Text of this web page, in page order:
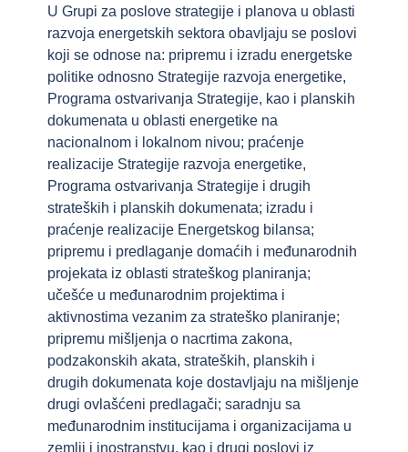
U Grupi za poslove strategije i planova u oblasti
razvoja energetskih sektora obavlјaju se poslovi
koji se odnose na: pripremu i izradu energetske
politike odnosno Strategije razvoja energetike,
Programa ostvarivanja Strategije, kao i planskih
dokumenata u oblasti energetike na
nacionalnom i lokalnom nivou; praćenje
realizacije Strategije razvoja energetike,
Programa ostvarivanja Strategije i drugih
strateških i planskih dokumenata; izradu i
praćenje realizacije Energetskog bilansa;
pripremu i predlaganje domaćih i međunarodnih
projekata iz oblasti strateškog planiranja;
učešće u međunarodnim projektima i
aktivnostima vezanim za strateško planiranje;
pripremu mišlјenja o nacrtima zakona,
podzakonskih akata, strateških, planskih i
drugih dokumenata koje dostavlјaju na mišlјenje
drugi ovlašćeni predlagači; saradnju sa
međunarodnim institucijama i organizacijama u
zemlјi i inostranstvu, kao i drugi poslovi iz